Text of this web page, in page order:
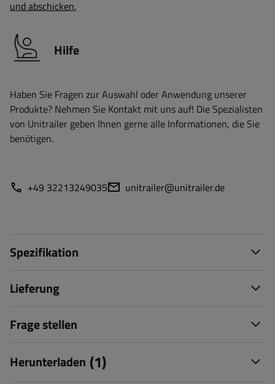
und abschicken.
Hilfe
Haben Sie Fragen zur Auswahl oder Anwendung unserer
Produkte? Nehmen Sie Kontakt mit uns auf! Die Spezialisten
von Unitrailer geben Ihnen gerne alle Informationen, die Sie
benötigen.
+49 32213249035 unitrailer@unitrailer.de
Spezifikation
Lieferung
Frage stellen
Herunterladen (1)